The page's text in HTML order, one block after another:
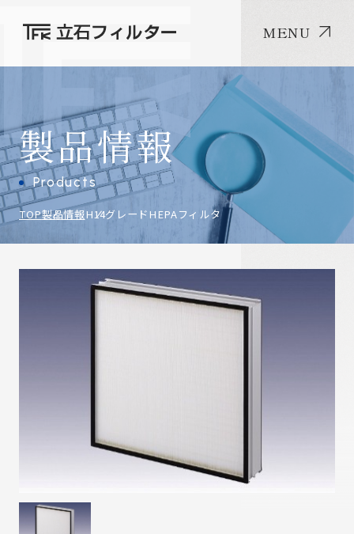
MENU
製品情報
Products
TOP製品情報H14グレードHEPAフィルタ